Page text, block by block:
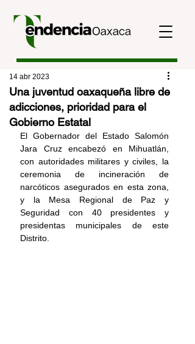
Una juventud oaxaqueña libre de
adicciones, prioridad para el
Gobierno Estatal
14 abr 2023
El Gobernador del Estado Salomón
Jara Cruz encabezó en Mihuatlán,
con autoridades militares y civiles, la
ceremonia de incineración de
narcóticos asegurados en esta zona,
y la Mesa Regional de Paz y
Seguridad con 40 presidentes y
presidentas municipales de este
Distrito.